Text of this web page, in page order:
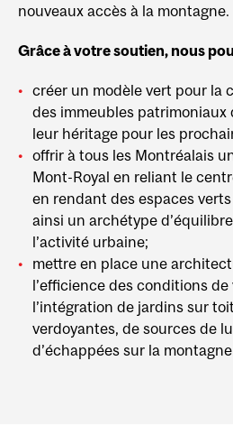
nouveaux accès à la montagne.
Grâce à votre soutien, nous
créer un modèle vert pour la
des immeubles patrimoniaux
leur héritage pour les
offrir à tous les Montréalais
Mont-Royal en reliant le
en rendant des espaces
ainsi un archétype
l’activité urbaine;
mettre en place une
l’efficience des conditions
l’intégration de jardins sur
verdoyantes, de sources de
d’échappées sur la